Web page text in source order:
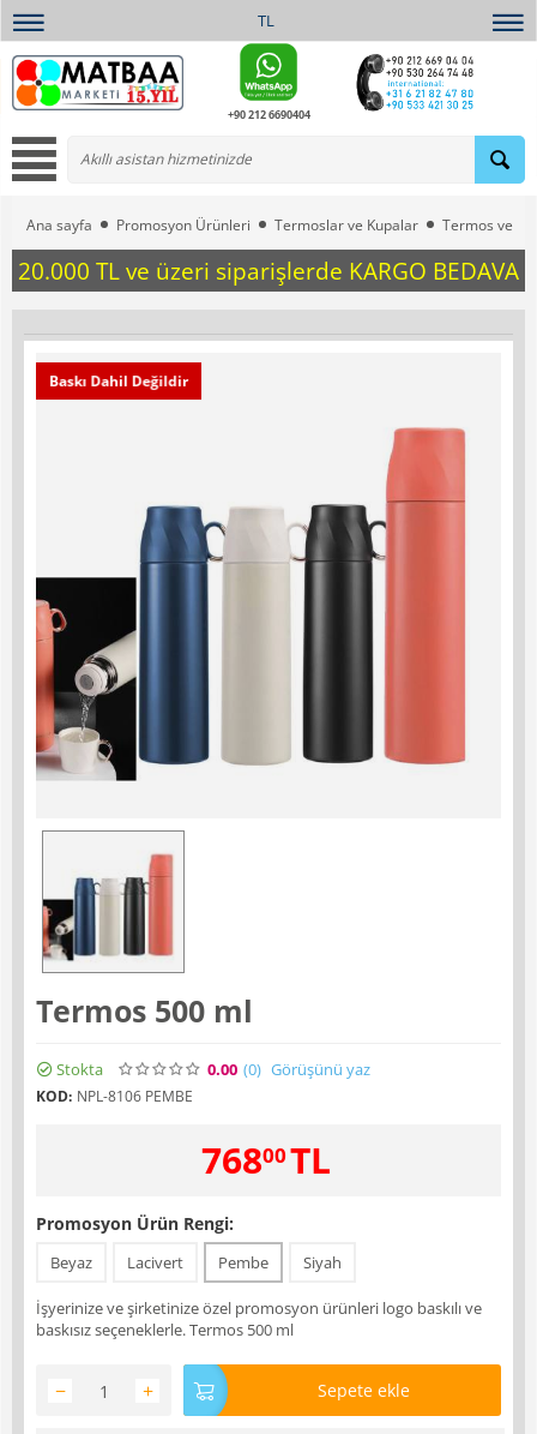
TL
+90 212 6690404
Ana sayfa Promosyon Ürünleri Termoslar ve Kupalar Termos ve
20.000 TL ve üzeri siparişlerde KARGO BEDAVA
Baskı Dahil Değildir
Termos 500 ml
Stokta 0.00 (0) Görüşünü yaz
KOD: NPL-8106 PEMBE
76800TL
Promosyon Ürün Rengi:
Beyaz Lacivert Pembe Siyah
İşyerinize ve şirketinize özel promosyon ürünleri logo baskılı ve
baskısız seçeneklerle. Termos 500 ml
+
− Sepete ekle